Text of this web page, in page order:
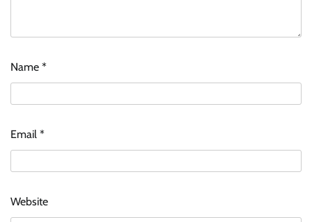
Name *
Email *
Website